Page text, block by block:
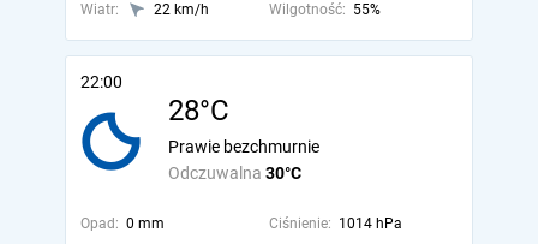
Wiatr:
22 km/h Wilgotność: 55%
22:00
28°C
Odczuwalna 30°C
Prawie bezchmurnie
Opad: 0 mm Ciśnienie: 1014 hPa